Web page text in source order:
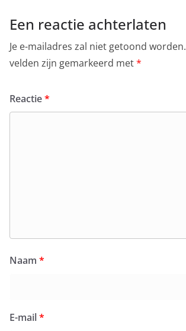
Een reactie achterlaten
Je e-mailadres zal niet getoond worden.
velden zijn gemarkeerd met*
Reactie*
Naam *
E-mail*